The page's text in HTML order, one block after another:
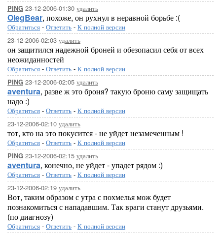
PING 23-12-2006-01:30 удалить
OlegBear, похоже, он рухнул в неравной борьбе :(
Обратиться - Ответить - К полной версии
23-12-2006-02:03 удалить
он защитился надежной броней и обезопасил себя от всех
неожиданностей
Обратиться - Ответить - К полной версии
PING 23-12-2006-02:05 удалить
aventura, разве ж это броня? такую броню саму защищать
надо :)
Обратиться - Ответить - К полной версии
23-12-2006-02:10 удалить
тот, кто на это покусится - не уйдет незамеченным !
Обратиться - Ответить - К полной версии
PING 23-12-2006-02:15 удалить
aventura, конечно, не уйдет - упадет рядом :)
Обратиться - Ответить - К полной версии
23-12-2006-02:19 удалить
Вот, таким образом с утра с похмелья мож будет
познакомиться с нападавшим. Так враги станут друзьями.
(по диагнозу)
Обратиться - Ответить - К полной версии